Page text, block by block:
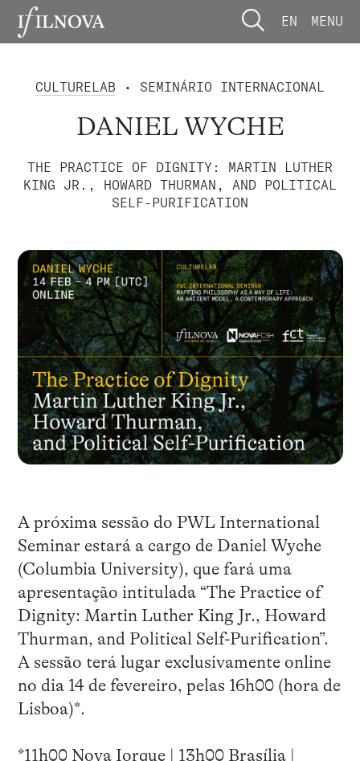
EN MENU
CULTURELAB • SEMINÁRIO INTERNACIONAL
DANIEL WYCHE
THE PRACTICE OF DIGNITY: MARTIN LUTHER
KING JR., HOWARD THURMAN, AND POLITICAL
SELF-PURIFICATION
A próxima sessão do PWL International
Seminar estará a cargo de Daniel Wyche
(Columbia University), que fará uma
apresentação intitulada “The Practice of
Dignity: Martin Luther King Jr., Howard
Thurman, and Political Self-Purification”.
A sessão terá lugar exclusivamente online
no dia 14 de fevereiro, pelas 16h00 (hora de
Lisboa)*.
*11h00 Nova Iorque | 13h00 Brasília |